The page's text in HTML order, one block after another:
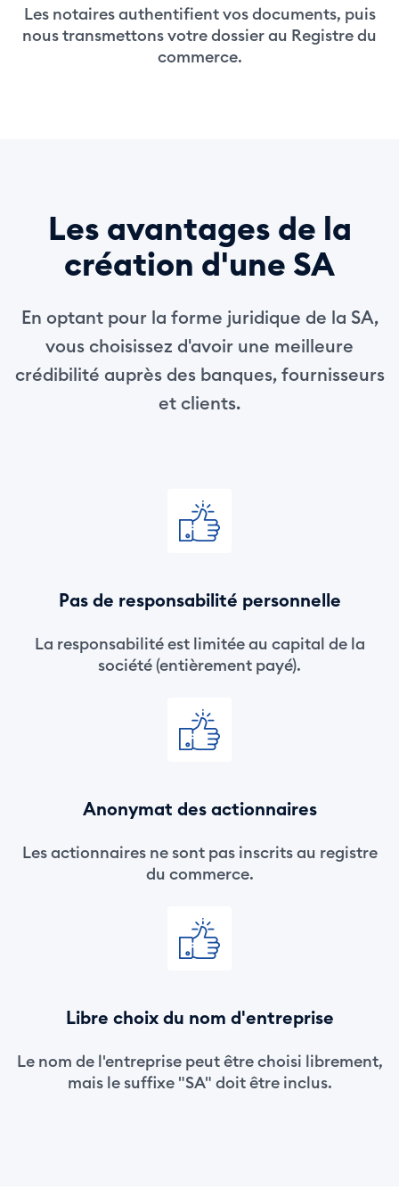
Les notaires authentifient vos documents, puis
nous transmettons votre dossier au Registre du
commerce.
Les avantages de la
création d'une SA
En optant pour la forme juridique de la SA,
vous choisissez d'avoir une meilleure
crédibilité auprès des banques, fournisseurs
et clients.
Pas de responsabilité personnelle
La responsabilité est limitée au capital de la
société (entièrement payé).
Anonymat des actionnaires
Les actionnaires ne sont pas inscrits au registre
du commerce.
Libre choix du nom d'entreprise
Le nom de l'entreprise peut être choisi librement,
mais le suffixe "SA" doit être inclus.